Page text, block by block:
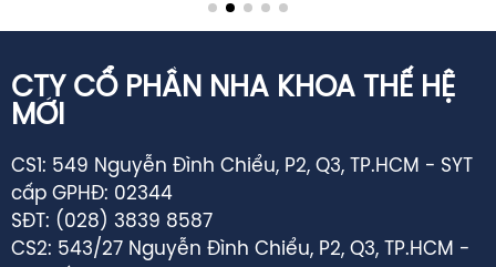
CTY CỔ PHẦN NHA KHOA THẾ HỆ
MỚI
cấp GPHĐ: 02344
SĐT: (028) 3839 8587
CS2: 543/27 Nguyễn Đình Chiểu, P2, Q3, TP.HCM -
SYT cấp GPHĐ: 01019